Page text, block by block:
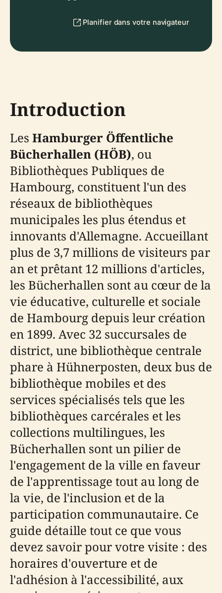
Planifier dans votre navigateur
Introduction
Les Hamburger Öffentliche
Bücherhallen (HÖB), ou
Bibliothèques Publiques de
Hambourg, constituent l'un des
réseaux de bibliothèques
municipales les plus étendus et
innovants d'Allemagne. Accueillant
plus de 3,7 millions de visiteurs par
an et prêtant 12 millions d'articles,
les Bücherhallen sont au cœur de la
vie éducative, culturelle et sociale
de Hambourg depuis leur création
en 1899. Avec 32 succursales de
district, une bibliothèque centrale
phare à Hühnerposten, deux bus de
bibliothèque mobiles et des
services spécialisés tels que les
bibliothèques carcérales et les
collections multilingues, les
Bücherhallen sont un pilier de
l'engagement de la ville en faveur
de l'apprentissage tout au long de
la vie, de l'inclusion et de la
participation communautaire. Ce
guide détaille tout ce que vous
devez savoir pour votre visite : des
horaires d'ouverture et de
l'adhésion à l'accessibilité, aux